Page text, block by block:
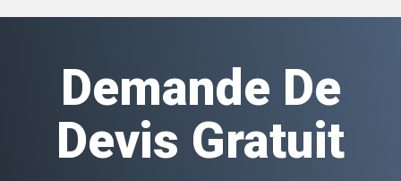
Demande De
Devis Gratuit